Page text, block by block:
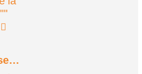
El agente secreto (2025)